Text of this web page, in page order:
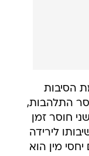
הסיבות
התלהבות,
חוסר זמן
לירידה
מין הוא